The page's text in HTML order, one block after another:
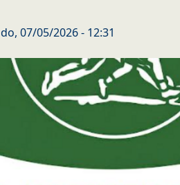
do, 07/05/2026 - 12:31